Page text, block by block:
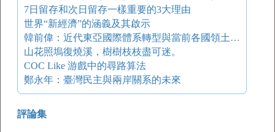
7日留存和次日留存一樣重要的3大理由
世界“新經濟”的涵義及其啟示
韓前偉：近代東亞國際體系轉型與當前各國領土主權爭端
山花照塢復燒溪，樹樹枝枝盡可迷。
COC Like 游戲中的尋路算法
鄭永年：臺灣民主與兩岸關系的未來
評論集